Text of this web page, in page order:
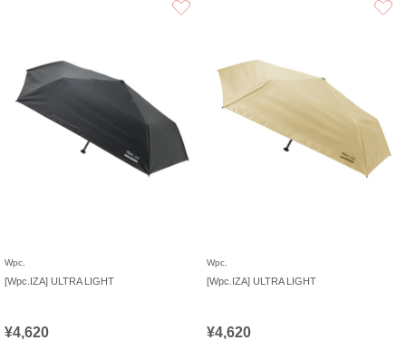
Wpc.
[Wpc.IZA] ULTRA LIGHT
¥4,620
Wpc.
[Wpc.IZA] ULTRA LIGHT
¥4,620